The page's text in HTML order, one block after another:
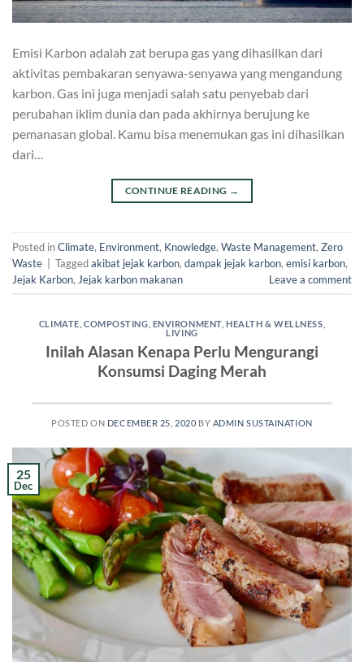
Emisi Karbon adalah zat berupa gas yang dihasilkan dari
aktivitas pembakaran senyawa-senyawa yang mengandung
karbon. Gas ini juga menjadi salah satu penyebab dari
perubahan iklim dunia dan pada akhirnya berujung ke
pemanasan global. Kamu bisa menemukan gas ini dihasilkan
dari…
CONTINUE READING →
Posted inClimate, Environment, Knowledge, Waste Management, Zero
Waste
Taggedakibat jejak karbon, dampak jejak karbon, emisi karbon,
Jejak Karbon, Jejak karbon makanan Leave a comment
CLIMATE COMPOSTING ENVIRONMENT, HEALTH & WELLNESS
LIVING
Inilah Alasan Kenapa Perlu Mengurangi
Konsumsi Daging Merah
POSTED ON DECEMBER 25, 2020 BY ADMIN SUSTAINATION
25
Dec